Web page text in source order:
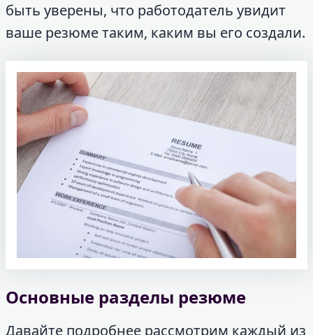
быть уверены, что работодатель увидит
ваше резюме таким, каким вы его создали.
Основные разделы резюме
Давайте подробнее рассмотрим каждый из